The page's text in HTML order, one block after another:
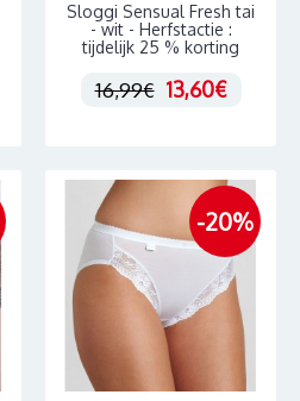
Sloggi Sensual Fresh tai
- wit - Herfstactie :
tijdelijk 25 % korting
16,99€ 13,60€
-20%